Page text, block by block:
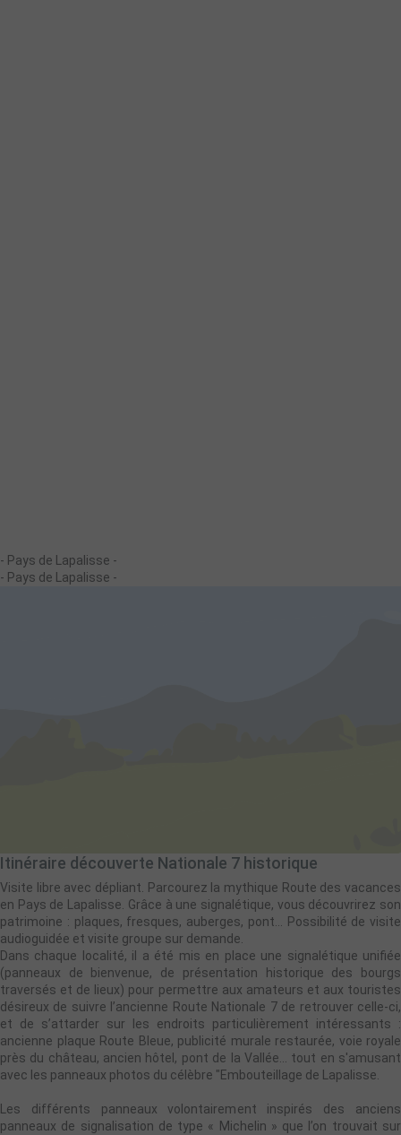
- Pays de Lapalisse -
- Pays de Lapalisse -
Itinéraire découverte Nationale 7 historique
Visite libre avec dépliant. Parcourez la mythique Route des vacances
en Pays de Lapalisse. Grâce à une signalétique, vous découvrirez son
patrimoine : plaques, fresques, auberges, pont... Possibilité de visite
audioguidée et visite groupe sur demande.
Dans chaque localité, il a été mis en place une signalétique unifiée
(panneaux de bienvenue, de présentation historique des bourgs
traversés et de lieux) pour permettre aux amateurs et aux touristes
désireux de suivre l’ancienne Route Nationale 7 de retrouver celle-ci,
et de s’attarder sur les endroits particulièrement intéressants :
ancienne plaque Route Bleue, publicité murale restaurée, voie royale
près du château, ancien hôtel, pont de la Vallée... tout en s'amusant
avec les panneaux photos du célèbre "Embouteillage de Lapalisse.
Les différents panneaux volontairement inspirés des anciens
panneaux de signalisation de type « Michelin » que l’on trouvait sur